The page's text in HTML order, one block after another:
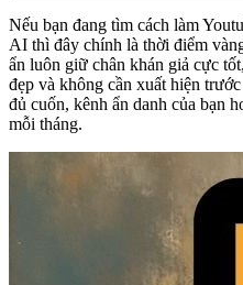
Nếu bạn đang tìm cách làm
AI thì đây chính là thời điểm
ẩn luôn giữ chân khán giả cực
đẹp và không cần xuất hiện
đủ cuốn, kênh ẩn danh của bạn
mỗi tháng.